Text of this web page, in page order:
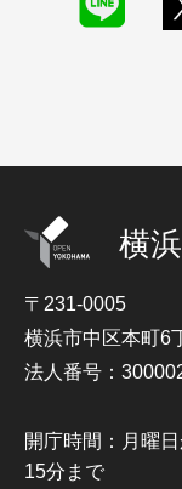
横
〒231-0005
横浜市中区本町6
法人番号：
開庁時間：月曜
15分まで